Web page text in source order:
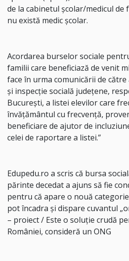
de la cabinetul şcolar/medicul de
nu există medic școlar.
Acordarea burselor sociale
familii care beneficiază de venit
face în urma comunicării de
şi inspecţie socială judeţene,
Bucureşti, a listei elevilor care
învăţământul cu frecvenţă,
beneficiare de ajutor de
celei de raportare a listei.”
Edupedu.ro a scris că bursa
părinte decedat a ajuns să fie
pentru că apare o nouă
pot încadra și dispare cuvantul
– proiect / Este o soluție crudă
României, consideră un ONG